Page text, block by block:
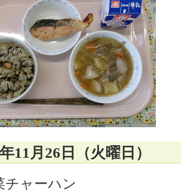
11月26日（火曜日）
チャーハン